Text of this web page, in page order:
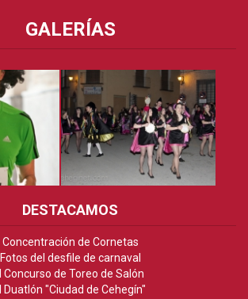
GALERÍAS
DESTACAMOS
Concentración de Cornetas
Fotos del desfile de carnaval
II Concurso de Toreo de Salón
III Duatlón "Ciudad de Cehegín"